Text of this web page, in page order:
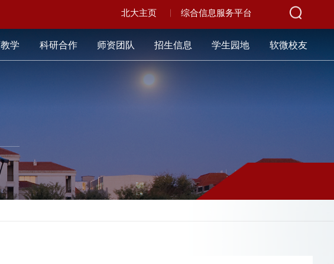
北大主页 综合信息服务平台
学 科研合作 师资团队 招生信息 学生园地 软微校友